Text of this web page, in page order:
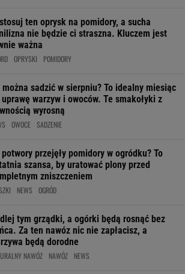
ten oprysk na pomidory, a sucha
nie będzie ci straszna. Kluczem jest
ważna
OPRYSKI POMIDORY
można sadzić w sierpniu? To idealny miesiąc
warzyw i owoców. Te smakołyki z
wyrosną
OWOCE SADZENIE
potwory przejęły pomidory w ogródku? To
szansa, by uratować plony przed
zniszczeniem
NEWS OGRÓD
tym grządki, a ogórki będą rosnąć bez
Za ten nawóz nic nie zapłacisz, a
będą dorodne
NAWÓZ NAWÓZ NEWS